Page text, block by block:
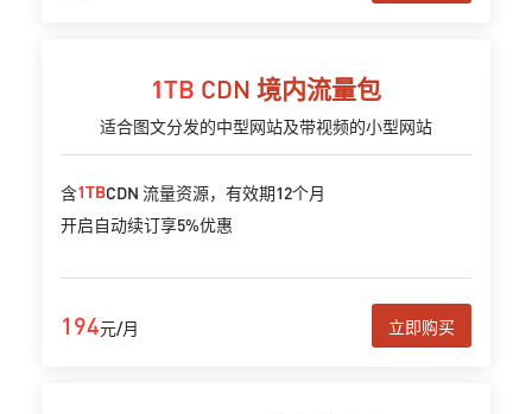
1TB CDN 境内流量包
适合图文分发的中型网站及带视频的小型网站
含1TBCDN 流量资源，有效期12个月
开启自动续订享5%优惠
194元/月 立即购买